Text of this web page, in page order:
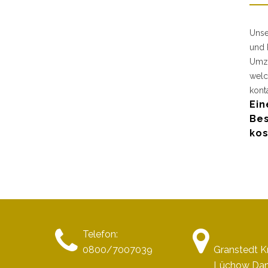
und
Telefon:
0800/7007039
Granstedt
Lüchow